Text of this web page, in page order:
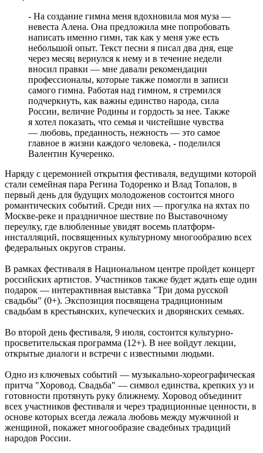
- На создание гимна меня вдохновила моя муза —
невеста Алена. Она предложила мне попробовать
написать именно гимн, так как у меня уже есть
небольшой опыт. Текст песни я писал два дня, еще
через месяц вернулся к нему и в течение недели
вносил правки — мне давали рекомендации
профессионалы, которые также помогли в записи
самого гимна. Работая над гимном, я стремился
подчеркнуть, как важны единство народа, сила
России, величие Родины и гордость за нее. Также
я хотел показать, что семья и чистейшие чувства
— любовь, преданность, нежность — это самое
главное в жизни каждого человека, - поделился
Валентин Кучеренко.
Наряду с церемонией открытия фестиваля, ведущими которой
стали семейная пара Регина Тодоренко и Влад Топалов, в
первый день для будущих молодоженов состоится много
романтических событий. Среди них — прогулка на яхтах по
Москве-реке и праздничное шествие по Выставочному
переулку, где влюбленные увидят восемь платформ-
инсталляций, посвященных культурному многообразию всех
федеральных округов страны.
В рамках фестиваля в Национальном центре пройдет концерт
российских артистов. Участников также будет ждать еще один
подарок — интерактивная выставка "Три дома русской
свадьбы" (0+). Экспозиция посвящена традиционным
свадьбам в крестьянских, купеческих и дворянских семьях.
Во второй день фестиваля, 9 июля, состоится культурно-
просветительская программа (12+). В нее войдут лекции,
открытые диалоги и встречи с известными людьми.
Одно из ключевых событий — музыкально-хореографическая
притча "Хоровод. Свадьба" — символ единства, крепких уз и
готовности протянуть руку ближнему. Хоровод объединит
всех участников фестиваля и через традиционные ценности, в
основе которых всегда лежала любовь между мужчиной и
женщиной, покажет многообразие свадебных традиций
народов России.